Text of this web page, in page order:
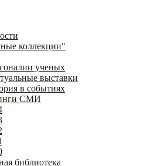
коллекции"
ученых
выставки
в событиях
СМИ
библиотека